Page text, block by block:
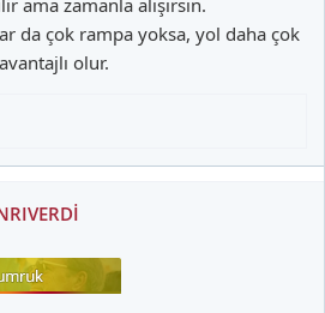
da çok rampa yoksa, yol daha çok
olur.